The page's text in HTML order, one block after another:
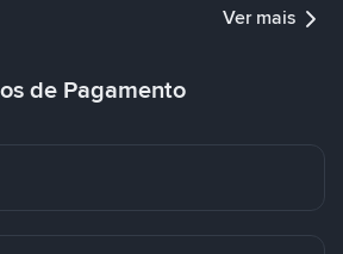
Ver mais
de Pagamento